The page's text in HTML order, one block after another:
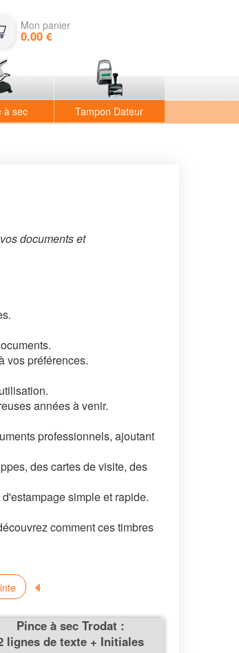
Mon panier
0.00€
à sec Tampon Dateur
documents et
vos préférences.
années à venir.
professionnels, ajoutant
des cartes de visite, des
simple et rapide.
comment ces timbres
Pince à sec Trodat :
lignes de texte + Initiales